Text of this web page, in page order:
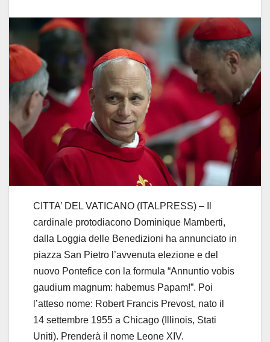
CITTA’ DEL VATICANO (ITALPRESS) – Il
cardinale protodiacono Dominique Mamberti,
dalla Loggia delle Benedizioni ha annunciato in
piazza San Pietro l’avvenuta elezione e del
nuovo Pontefice con la formula “Annuntio vobis
gaudium magnum: habemus Papam!”. Poi
l’atteso nome: Robert Francis Prevost, nato il
14 settembre 1955 a Chicago (Illinois, Stati
Uniti). Prenderà il nome Leone XIV.